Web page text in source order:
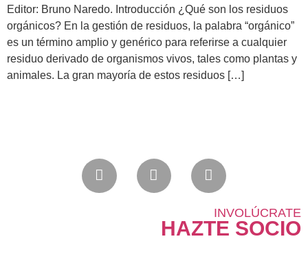
Editor: Bruno Naredo. Introducción ¿Qué son los residuos
orgánicos? En la gestión de residuos, la palabra “orgánico”
es un término amplio y genérico para referirse a cualquier
residuo derivado de organismos vivos, tales como plantas y
animales. La gran mayoría de estos residuos […]
INVOLÚCRATE
HAZTE SOCIO